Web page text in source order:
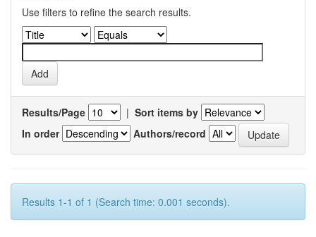
Use filters to refine the search results.
Results/Page | Sort items by
In order
Authors/record
Results 1-1 of 1 (Search time: 0.001 seconds).